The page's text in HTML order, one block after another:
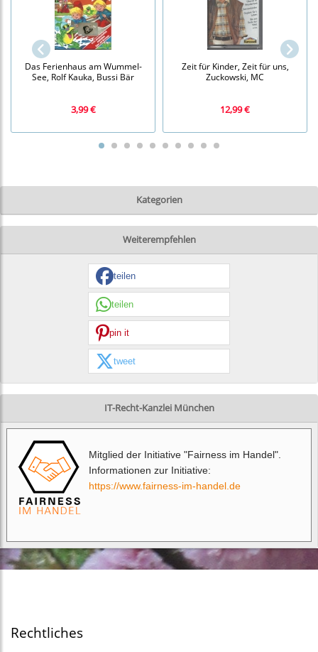
Kategorien
Das Ferienhaus am Wummel-
See, Rolf Kauka, Bussi Bär
3,99 €
Zeit für Kinder, Zeit für uns,
Zuckowski, MC
12,99 €
Weiterempfehlen
teilen
teilen
pin it
tweet
IT-Recht-Kanzlei München
Mitglied der Initiative "Fairness im Handel".
Informationen zur Initiative:
https://www.fairness-im-handel.de
Rechtliches